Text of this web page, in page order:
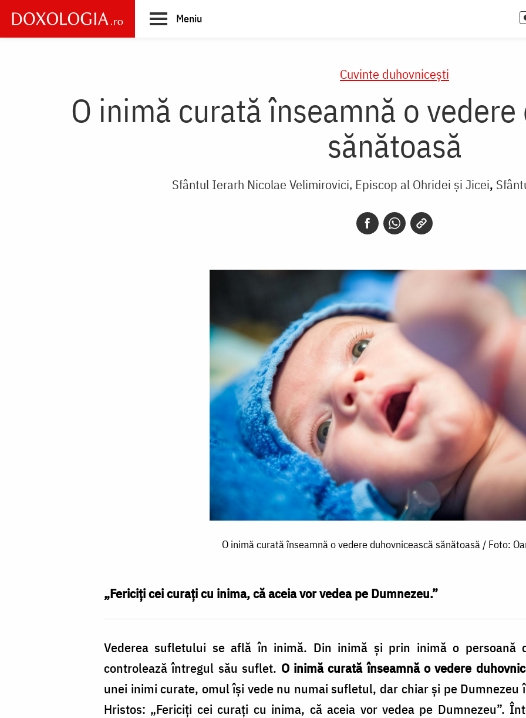
main
Meniu
Cuvinte duhovnicești
O inimă curată înseamnă o
sănătoasă
Sfântul Ierarh Nicolae Velimirovici, Episcop al Ohridei și Jicei
O inimă curată înseamnă o vedere duhovnicească sănătoasă / Foto:
„Fericiți cei curați cu inima, că aceia vor vedea pe Dumnezeu.”
Vederea sufletului se află în inimă. Din inimă şi prin inimă o persoană
controlează întregul său suflet. O inimă curată înseamnă o vedere
unei inimi curate, omul îşi vede nu numai sufletul, dar chiar şi pe
Hristos: „Fericiţi cei curaţi cu inima, că aceia vor vedea pe Dumnezeu”.